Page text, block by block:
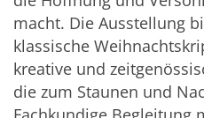
macht. Die Ausstellung
klassische
kreative und
die zum Staunen und